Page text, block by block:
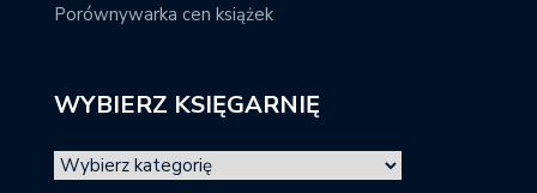
Porównywarka cen książek
WYBIERZ KSIĘGARNIĘ